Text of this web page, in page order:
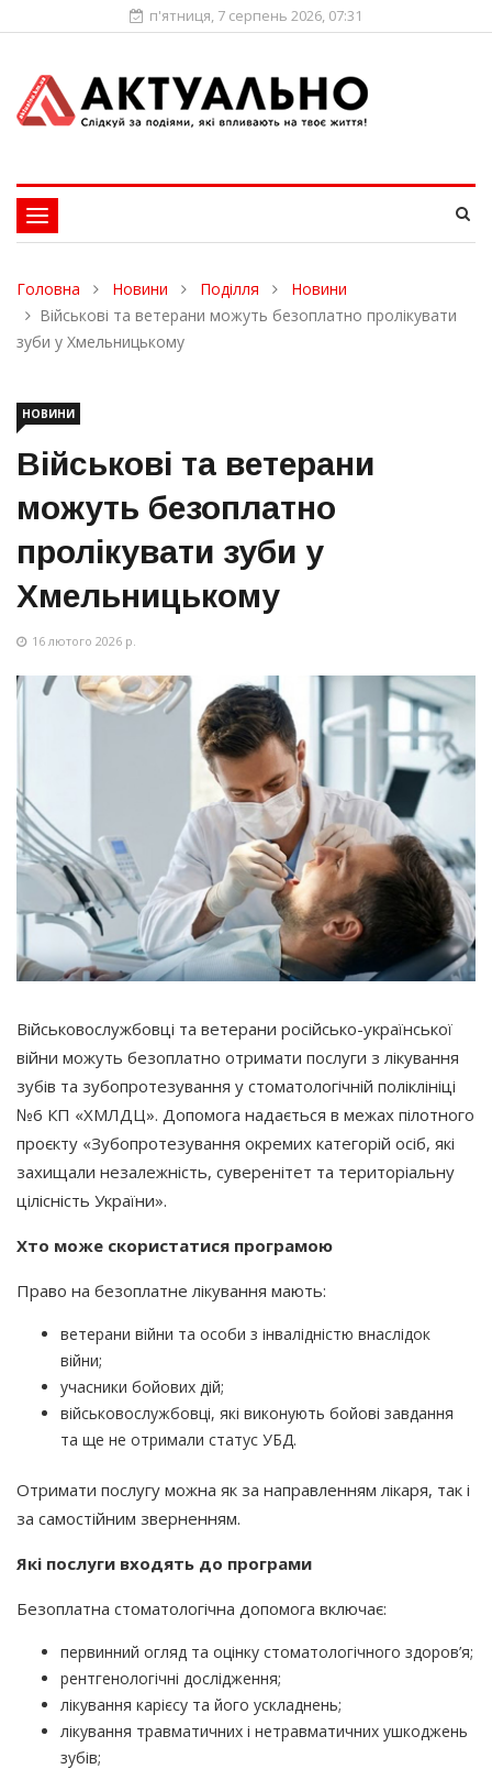
п'ятниця, 7 серпень 2026, 07:31
Toggle
navigation
Головна Новини Поділля
Новини
Військові та ветерани можуть безоплатно пролікувати
зуби у Хмельницькому
НОВИНИ
Військові та ветерани
можуть безоплатно
пролікувати зуби у
Хмельницькому
16 лютого 2026 р.
Військовослужбовці та ветерани російсько-української
війни можуть безоплатно отримати послуги з лікування
зубів та зубопротезування у стоматологічній поліклініці
№6 КП «ХМЛДЦ». Допомога надається в межах пілотного
проєкту «Зубопротезування окремих категорій осіб, які
захищали незалежність, суверенітет та територіальну
цілісність України».
Хто може скористатися програмою
Право на безоплатне лікування мають:
ветерани війни та особи з інвалідністю внаслідок
війни;
учасники бойових дій;
військовослужбовці, які виконують бойові завдання
та ще не отримали статус УБД.
Отримати послугу можна як за направленням лікаря, так і
за самостійним зверненням.
Які послуги входять до програми
Безоплатна стоматологічна допомога включає:
первинний огляд та оцінку стоматологічного здоров’я;
рентгенологічні дослідження;
лікування карієсу та його ускладнень;
лікування травматичних і нетравматичних ушкоджень
зубів;